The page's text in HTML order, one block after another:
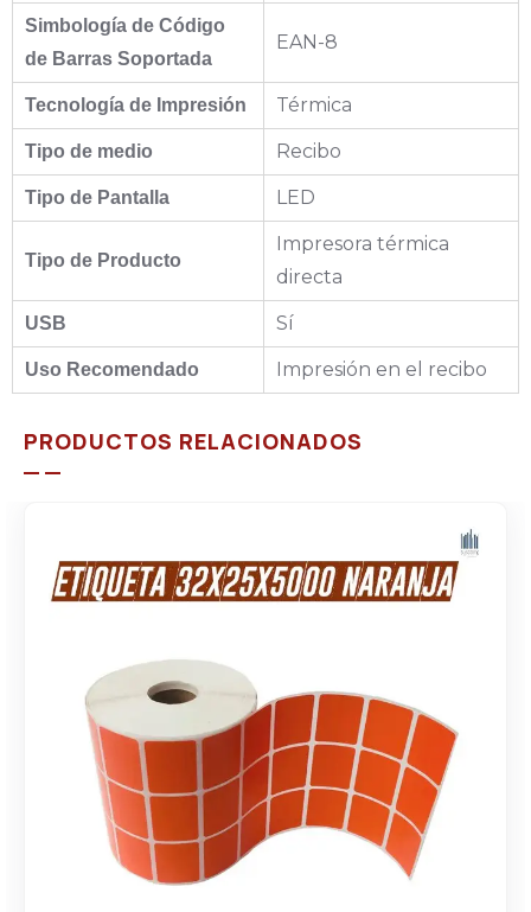
Simbología de Código
de Barras Soportada
EAN-8
Tecnología de Impresión Térmica
Tipo de medio Recibo
Tipo de Pantalla LED
Tipo de Producto
Impresora térmica
directa
USB Sí
Uso Recomendado Impresión en el recibo
PRODUCTOS RELACIONADOS